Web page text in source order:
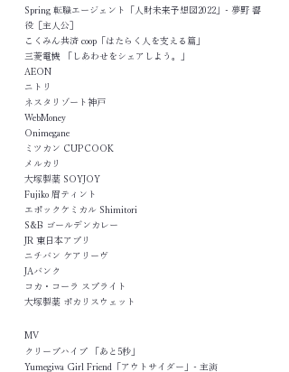
Spring 転職エージェント「人財未来予想図2022」- 夢野 響
役［主人公］
こくみん共済 coop「はたらく人を支える篇」
三菱電機 「しあわせをシェアしよう。」
AEON
ニトリ
ネスタリゾート神戸
WebMoney
Onimegane
ミツカン CUPCOOK
メルカリ
大塚製薬 SOYJOY
Fujiko 眉ティント
エポックケミカル Shimitori
S&B ゴールデンカレー
JR 東日本アプリ
ニチバン ケアリーヴ
JAバンク
コカ・コーラ スプライト
大塚製薬 ポカリスウェット
MV
クリープハイプ 「あと5秒」
Yumegiwa Girl Friend「アウトサイダー」- 主演